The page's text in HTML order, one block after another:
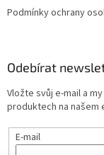
Podmínky ochrany
Odebírat
Vložte svůj e-mail a
produktech na našem
E-mail